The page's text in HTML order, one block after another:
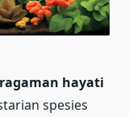
hayati
spesies